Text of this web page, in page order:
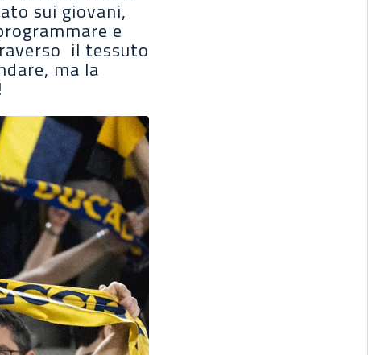
sui giovani,
e
il tessuto
ma la